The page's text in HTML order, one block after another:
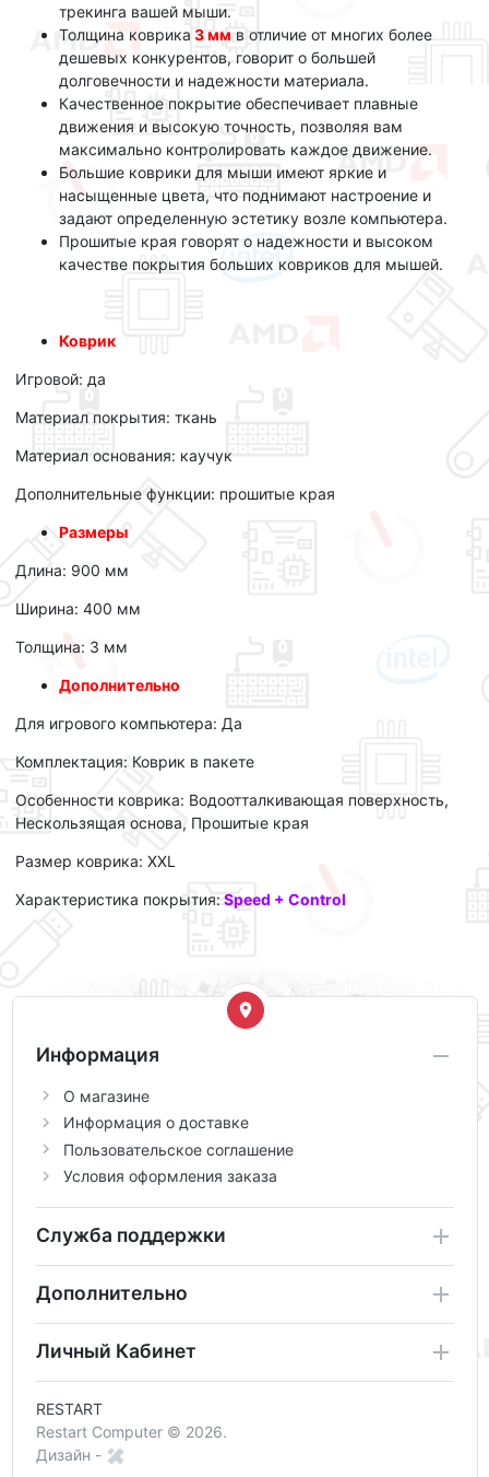
трекинга вашей мыши.
Толщина коврика 3 мм в отличие от многих более
дешевых конкурентов, говорит о большей
долговечности и надежности материала.
Качественное покрытие обеспечивает плавные
движения и высокую точность, позволяя вам
максимально контролировать каждое движение.
Большие коврики для мыши имеют яркие и
насыщенные цвета, что поднимают настроение и
задают определенную эстетику возле компьютера.
Прошитые края говорят о надежности и высоком
качестве покрытия больших ковриков для мышей.
Коврик
Игровой: да
Материал покрытия: ткань
Материал основания: каучук
Дополнительные функции: прошитые края
Размеры
Длина: 900 мм
Ширина: 400 мм
Толщина: 3 мм
Дополнительно
Для игрового компьютера: Да
Комплектация: Коврик в пакете
Особенности коврика: Водоотталкивающая поверхность,
Нескользящая основа, Прошитые края
Размер коврика: XXL
Характеристика покрытия: Speed + Control
Информация
О магазине
Информация о доставке
Пользовательское соглашение
Условия оформления заказа
Служба поддержки
Дополнительно
Личный Кабинет
RESTART
Restart Computer © 2026.
Дизайн -